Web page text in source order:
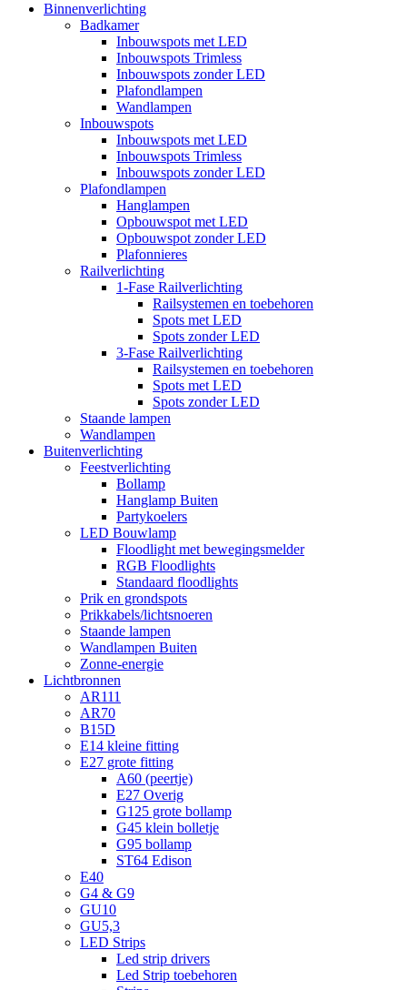
Binnenverlichting
Badkamer
Inbouwspots met LED
Inbouwspots Trimless
Inbouwspots zonder LED
Plafondlampen
Wandlampen
Inbouwspots
Inbouwspots met LED
Inbouwspots Trimless
Inbouwspots zonder LED
Plafondlampen
Hanglampen
Opbouwspot met LED
Opbouwspot zonder LED
Plafonnieres
Railverlichting
1-Fase Railverlichting
Railsystemen en toebehoren
Spots met LED
Spots zonder LED
3-Fase Railverlichting
Railsystemen en toebehoren
Spots met LED
Spots zonder LED
Staande lampen
Wandlampen
Buitenverlichting
Feestverlichting
Bollamp
Hanglamp Buiten
Partykoelers
LED Bouwlamp
Floodlight met bewegingsmelder
RGB Floodlights
Standaard floodlights
Prik en grondspots
Prikkabels/lichtsnoeren
Staande lampen
Wandlampen Buiten
Zonne-energie
Lichtbronnen
AR111
AR70
B15D
E14 kleine fitting
E27 grote fitting
A60 (peertje)
E27 Overig
G125 grote bollamp
G45 klein bolletje
G95 bollamp
ST64 Edison
E40
G4 & G9
GU10
GU5,3
LED Strips
Led strip drivers
Led Strip toebehoren